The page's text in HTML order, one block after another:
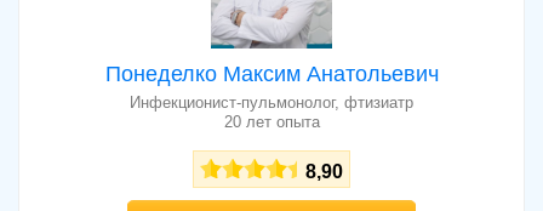
Консультация врача-пульмонолога в
Консультация врача-пульмонолога в
клинике «Медея, клиника семейного
врача на Заболотного»
1500 - 2000 грн
Понеделко Максим Анатольевич
Инфекционист-пульмонолог, фтизиатр
20 лет опыта
8,90